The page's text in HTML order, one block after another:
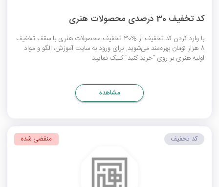
کد تخفیف 30 درصدی محصولات هنری
با وارد کردن کد تخفیف از %30 تخفیف محصولات هنری با سقف تخفیف
8 هزار تومان بهره‌مند می‌شوید. برای ورود به سایت آموزش، الگو و مواد
اولیه هنری بر روی "خرید کنید" کلیک نمایید
مشاهده
کد تخفیف منقضی شده